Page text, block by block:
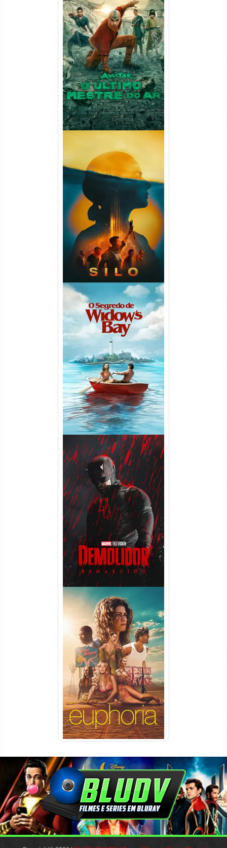
Avatar: O Último Mestre do
Ar 2ª Temporada Torrent
(2026) WEB-DL 1080p Dual
Áudio
Silo 2ª Temporada (2024)
WEB-DL 1080p Dual Áudio
O Segredo de Widow’s Bay
1ª Temporada Torrent (2026)
WEB-DL 1080p Dual Áudio
Demolidor: Renascido 2ª
Temporada (2026) WEB-DL
1080p Dual Áudio
Euphoria 3ª Temporada
Torrent (2026) WEB-DL 1080p
Dual Áudio